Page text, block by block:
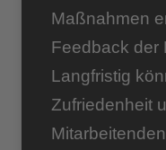
Maßnahmen
Feedback der
Langfristig
Zufriedenheit